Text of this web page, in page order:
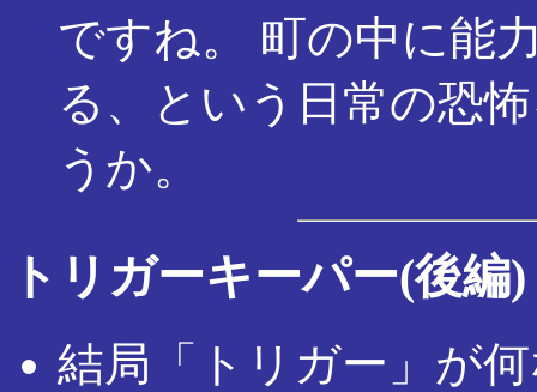
ですね。 町の中に能
る、という日常の恐
うか。
トリガーキーパー(後編)
結局「トリガー」が